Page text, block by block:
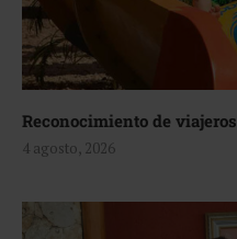
Reconocimiento de viajeros
4 agosto, 2026